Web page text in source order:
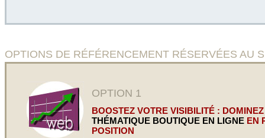
OPTIONS DE RÉFÉRENCEMENT RÉSERVÉES AU
OPTION 1
BOOSTEZ VOTRE VISIBILITÉ :
THÉMATIQUE BOUTIQUE EN LIGNE EN
POSITION